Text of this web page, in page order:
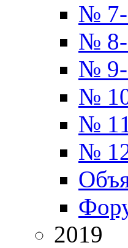
№ 7-
№ 8-
№ 9-
№
№
№
2019